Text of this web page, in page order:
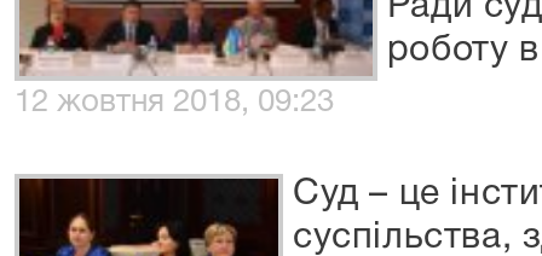
Ради
роботу
12 жовтня 2018, 09:23
Суд – це
суспільства,